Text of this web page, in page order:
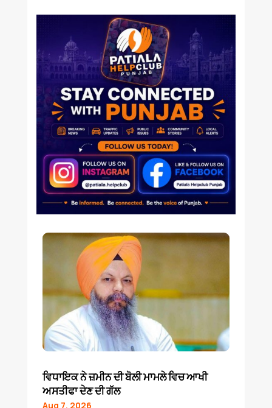
ਵਿਧਾਇਕ ਨੇ ਜ਼ਮੀਨ ਦੀ ਬੋਲੀ ਮਾਮਲੇ ਵਿਚ ਆਖੀ
ਅਸਤੀਫਾ ਦੇਣ ਦੀ ਗੱਲ
Aug 7, 2026